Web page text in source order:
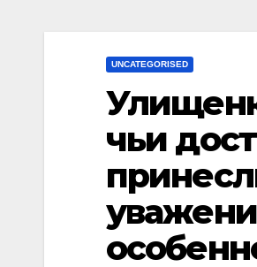
UNCATEGORISED
чьи